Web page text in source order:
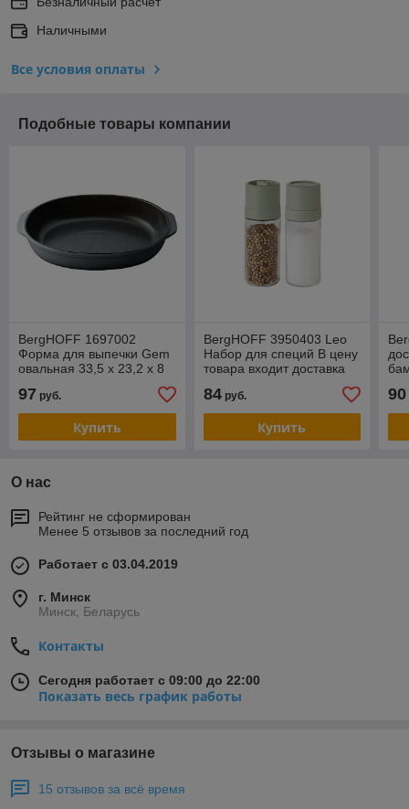
Наличными
Все условия оплаты
Подобные товары компании
BergHOFF 1697002
Форма для выпечки Gem
овальная 33,5 х 23,2 х 8
см Бесплатная доставка
по г Минску
97 руб.
Купить
BergHOFF 3950403 Leo
Набор для специй В цену
товара входит доставка
84руб.
Купить
90
О нас
Рейтинг не сформирован
Менее 5 отзывов за последний год
Работает с 03.04.2019
г. Минск
Минск, Беларусь
Контакты
Сегодня работает с 09:00 до 22:00
Показать весь график работы
Отзывы о магазине
15 отзывов за всё время